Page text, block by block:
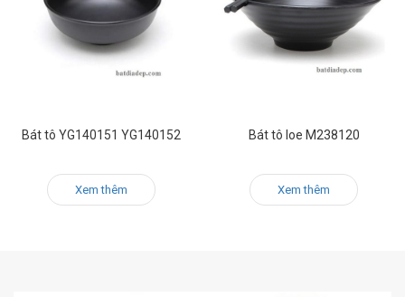
Bát tô YG140151 YG140152
Xem thêm
Bát tô loe M238120
Xem thêm